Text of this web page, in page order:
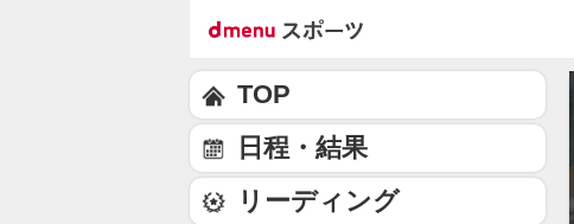
TOP
日程・結果
リーディング